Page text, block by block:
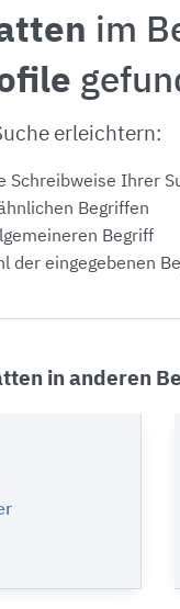
im
erleichtern:
Schreibweise Ihrer
Begriffen
Begriff
der eingegebenen
in anderen